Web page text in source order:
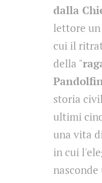
dalla
lettore
cui il
della "
storia
ultimi
una vita
in cui